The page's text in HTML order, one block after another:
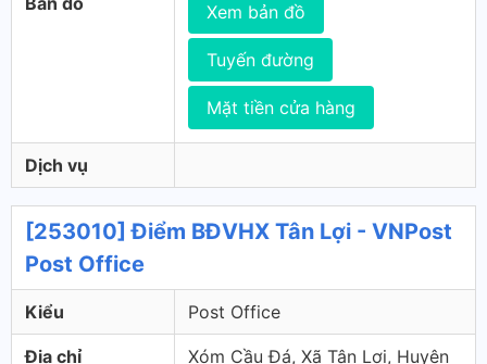
Xem bản đồ
Tuyến đường
Mặt tiền cửa hàng
Dịch vụ
[253010] Điểm BĐVHX Tân Lợi - VNPost
Post Office
Kiểu Post Office
Địa chỉ
Xóm Cầu Đá, Xã Tân Lợi, Huyện